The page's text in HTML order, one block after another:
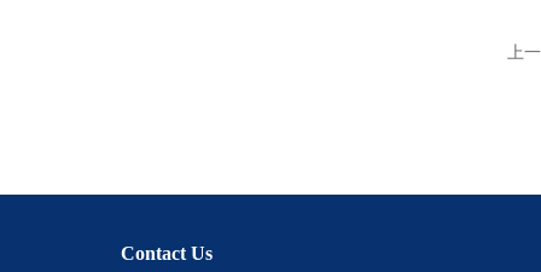
上
Contact Us